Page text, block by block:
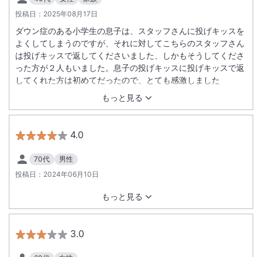
投稿日： 2025年08月17日
もっと見る
ダウン症のある小学生の息子は、スタッフさんに投げキッスを
よくしてしまうのですが、それに対してこちらのスタッフさん
は投げキッスで返してくださいました、しかもそうしてくださ
った方が２人もいました。息子の投げキッスに投げキッスで返
してくれた方は初めてだったので、とても感激しました
4.0
70代
男性
投稿日： 2024年06月10日
もっと見る
3.0